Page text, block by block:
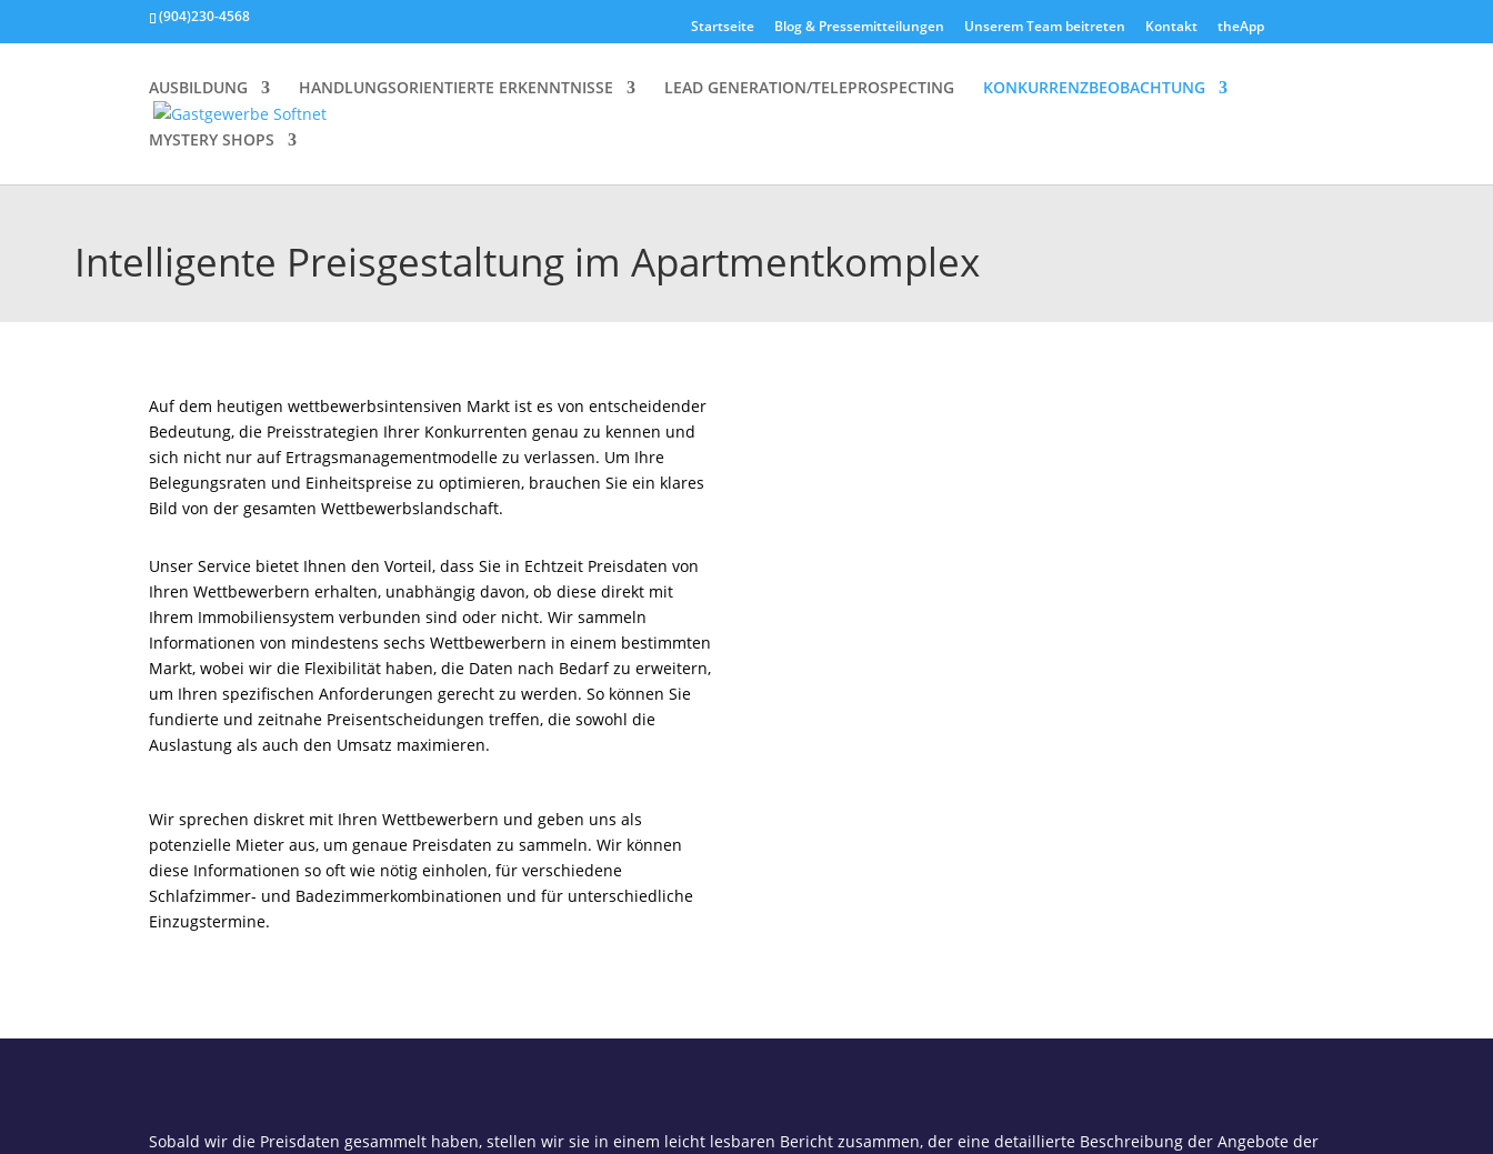
(904)230-4568
Startseite Blog & Pressemitteilungen Unserem Team beitreten Kontakt theApp
AUSBILDUNG HANDLUNGSORIENTIERTE ERKENNTNISSE LEAD GENERATION/TELEPROSPECTING KONKURRENZBEOBACHTUNG
MYSTERY SHOPS
Intelligente Preisgestaltung im Apartmentkomplex
Auf dem heutigen wettbewerbsintensiven Markt ist es von entscheidender
Bedeutung, die Preisstrategien Ihrer Konkurrenten genau zu kennen und
sich nicht nur auf Ertragsmanagementmodelle zu verlassen. Um Ihre
Belegungsraten und Einheitspreise zu optimieren, brauchen Sie ein klares
Bild von der gesamten Wettbewerbslandschaft.
Unser Service bietet Ihnen den Vorteil, dass Sie in Echtzeit Preisdaten von
Ihren Wettbewerbern erhalten, unabhängig davon, ob diese direkt mit
Ihrem Immobiliensystem verbunden sind oder nicht. Wir sammeln
Informationen von mindestens sechs Wettbewerbern in einem bestimmten
Markt, wobei wir die Flexibilität haben, die Daten nach Bedarf zu erweitern,
um Ihren spezifischen Anforderungen gerecht zu werden. So können Sie
fundierte und zeitnahe Preisentscheidungen treffen, die sowohl die
Auslastung als auch den Umsatz maximieren.
Wir sprechen diskret mit Ihren Wettbewerbern und geben uns als
potenzielle Mieter aus, um genaue Preisdaten zu sammeln. Wir können
diese Informationen so oft wie nötig einholen, für verschiedene
Schlafzimmer- und Badezimmerkombinationen und für unterschiedliche
Einzugstermine.
Sobald wir die Preisdaten gesammelt haben, stellen wir sie in einem leicht lesbaren Bericht zusammen, der eine detaillierte Beschreibung der Angebote der